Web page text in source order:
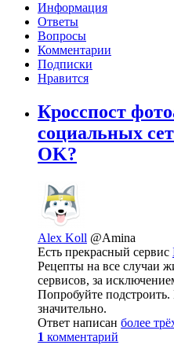
Информация
Ответы
Вопросы
Комментарии
Подписки
Нравится
Кросспост
социальных
OK?
Alex Koll @Amina
Есть прекрасный сервис
Рецепты на все случаи
сервисов, за
Попробуйте
значительно.
Ответ написан более
1 комментарий